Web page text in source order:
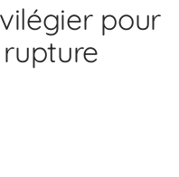
pour